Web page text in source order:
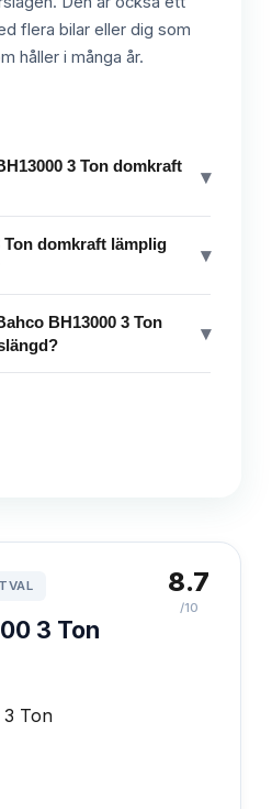
flera bilar eller dig som
håller i många år.
3 Ton domkraft
▾
Ton domkraft lämplig
▾
BH13000 3 Ton
▾
3 Ton
8.7
/10